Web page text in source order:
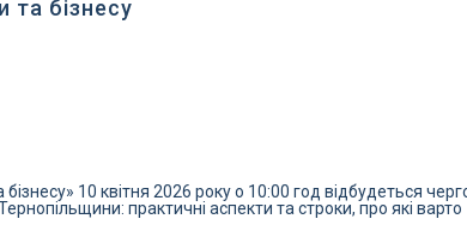
та бізнесу
10 квітня 2026 року о 10:00 год відбудеться
практичні аспекти та строки, про які варто